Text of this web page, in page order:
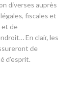
diverses auprès
fiscales et
et de
En clair, les
de
d’esprit.